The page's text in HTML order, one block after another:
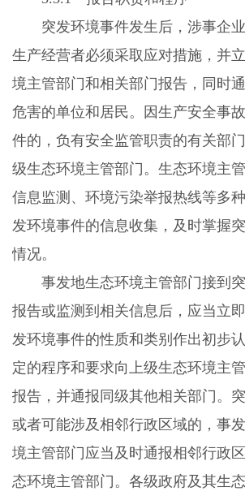
突发环境事件发生后，涉事企
生产经营者必须采取应对措施，并
境主管部门和相关部门报告，同时
危害的单位和居民。因生产安全事
件的，负有安全监管职责的有关部
级生态环境主管部门。生态环境主
信息监测、环境污染举报热线等多
发环境事件的信息收集，及时掌握
情况。
事发地生态环境主管部门接到
报告或监测到相关信息后，应当立
发环境事件的性质和类别作出初步
定的程序和要求向上级生态环境主
报告，并通报同级其他相关部门。
或者可能涉及相邻行政区域的，事
境主管部门应当及时通报相邻行政
态环境主管部门。各级政府及其生